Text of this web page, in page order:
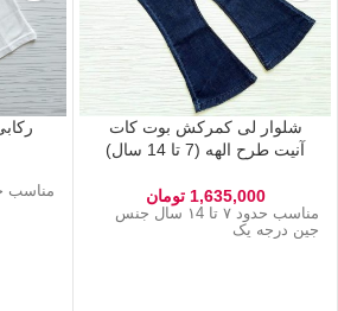
شلوار لی کمرکش بوت کات
آنیت طرح الهه (7 تا 14 سال)
1,635,000 تومان
مناسب حدود ۷ تا ۱4 سال جنس
جین درجه یک
رکابی
مناسب حدود ۲ تا